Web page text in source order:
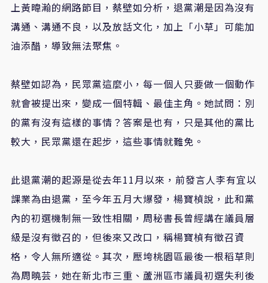
上黃暐瀚的網路節目，蔡壁如分析，退黨潮是因為沒有
溝通、溝通不良，以及放話文化，加上「小草」可能加
油添醋，導致無法聚焦。
蔡壁如認為，民眾黨這麼小，每一個人只要做一個動作
就會被提出來，變成一個特輯、最佳主角。她試問：別
的黨有沒有這樣的事情？答案是也有，只是其他的黨比
較大，民眾黨還在起步，這些事情就難免。
此退黨潮的起源是從去年11月以來，前發言人李有宜以
課業為由退黨，至今年五月大爆發，楊寶楨說，此和黨
內的初選機制無一致性相關，周秘書長曾經講在議員層
級是沒有徵召的，但後來又改口，稱楊寶楨有徵召資
格，令人無所適從。其次，壓垮桃園區最後一根稻草則
為周曉芸，她在新北市三重、蘆洲區市議員初選失利後